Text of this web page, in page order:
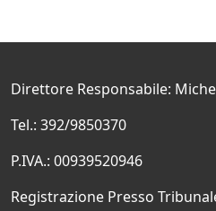
Direttore Responsabile:
Tel.: 392/9850370
P.IVA.: 00939520946
Registrazione Presso